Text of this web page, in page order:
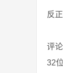
反
评论
32